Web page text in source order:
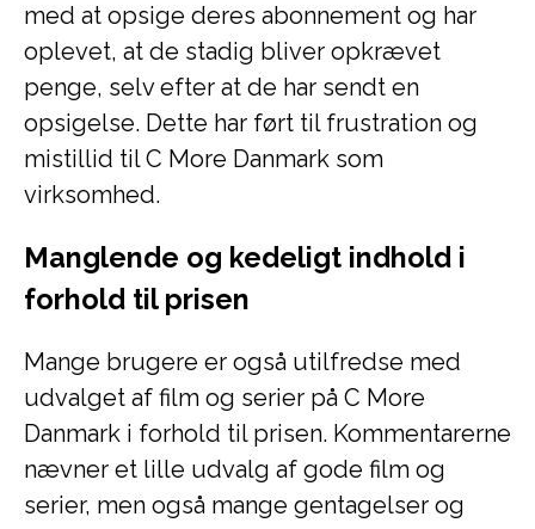
med at opsige deres abonnement og har
oplevet, at de stadig bliver opkrævet
penge, selv efter at de har sendt en
opsigelse. Dette har ført til frustration og
mistillid til C More Danmark som
virksomhed.
Manglende og kedeligt indhold i
forhold til prisen
Mange brugere er også utilfredse med
udvalget af film og serier på C More
Danmark i forhold til prisen. Kommentarerne
nævner et lille udvalg af gode film og
serier, men også mange gentagelser og